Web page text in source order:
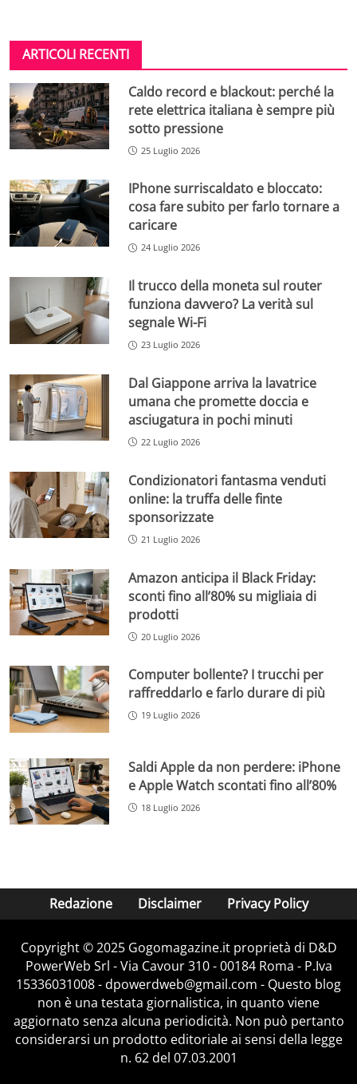
ARTICOLI RECENTI
Caldo record e blackout: perché la
rete elettrica italiana è sempre più
sotto pressione
25 Luglio 2026
IPhone surriscaldato e bloccato:
cosa fare subito per farlo tornare a
caricare
24 Luglio 2026
Il trucco della moneta sul router
funziona davvero? La verità sul
segnale Wi-Fi
23 Luglio 2026
Dal Giappone arriva la lavatrice
umana che promette doccia e
asciugatura in pochi minuti
22 Luglio 2026
Condizionatori fantasma venduti
online: la truffa delle finte
sponsorizzate
21 Luglio 2026
Amazon anticipa il Black Friday:
sconti fino all’80% su migliaia di
prodotti
20 Luglio 2026
Computer bollente? I trucchi per
raffreddarlo e farlo durare di più
19 Luglio 2026
Saldi Apple da non perdere: iPhone
e Apple Watch scontati fino all’80%
18 Luglio 2026
Redazione Disclaimer Privacy Policy
Copyright © 2025 Gogomagazine.it proprietà di D&D
PowerWeb Srl - Via Cavour 310 - 00184 Roma - P.Iva
15336031008 - dpowerdweb@gmail.com - Questo blog
non è una testata giornalistica, in quanto viene
aggiornato senza alcuna periodicità. Non può pertanto
considerarsi un prodotto editoriale ai sensi della legge
n. 62 del 07.03.2001